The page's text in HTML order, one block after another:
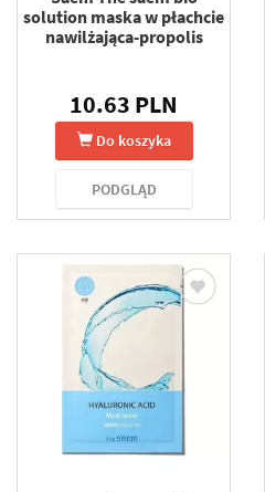
solution maska w płachcie
nawilżająca-propolis
10.63 PLN
Do koszyka
PODGLĄD